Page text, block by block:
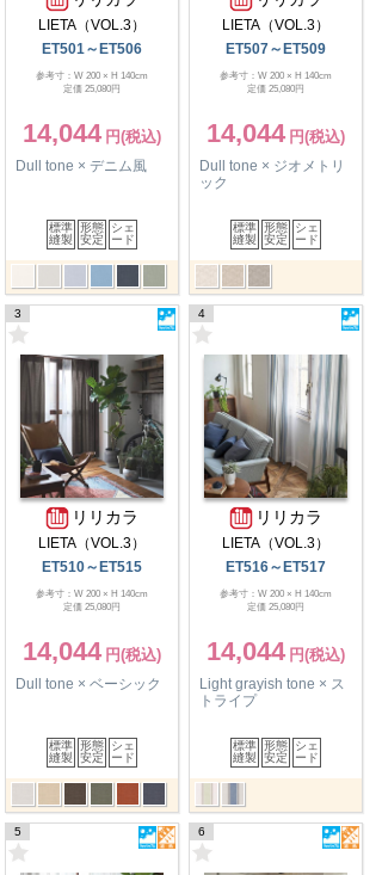
LIETA（VOL.3）
ET501～ET506
参考寸：W 200 × H 140cm
定価 25,080円
14,044
Dull tone × デニム風
標準
縫製
形態
安定
シェ
ード
LIETA（VOL.3）
ET507～ET509
参考寸：W 200 × H 140cm
定価 25,080円
14,044
Dull tone × ジオメトリ
ック
標準
縫製
形態
安定
シェ
ード
3
リリカラ
LIETA（VOL.3）
ET510～ET515
参考寸：W 200 × H 140cm
定価 25,080円
14,044
Dull tone × ベーシック
標準
縫製
形態
安定
シェ
ード
4
リリカラ
LIETA（VOL.3）
ET516～ET517
参考寸：W 200 × H 140cm
定価 25,080円
14,044
Light grayish tone × ス
トライプ
標準
縫製
形態
安定
シェ
ード
5 6